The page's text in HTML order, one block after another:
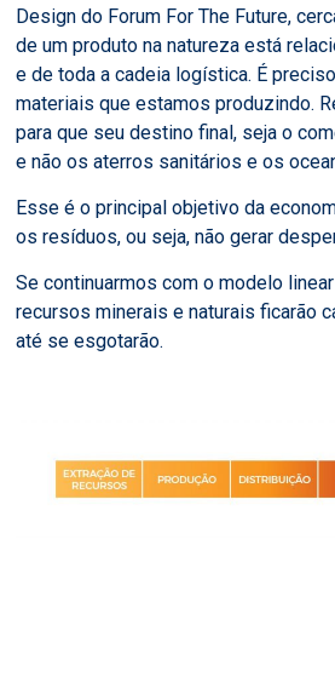
Design do Forum For The Future,
de um produto na natureza está
e de toda a cadeia logística. É
materiais que estamos produzindo.
para que seu destino final, seja o
e não os aterros sanitários e os
Esse é o principal objetivo da
os resíduos, ou seja, não gerar
Se continuarmos com o modelo
recursos minerais e naturais ficarão
até se esgotarão.